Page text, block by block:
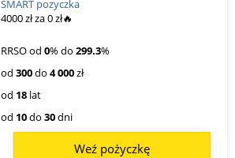
SMART pozyczka
4000 zł za 0 zł🔥
RRSO od 0% do 299.3%
od 300do 4 000zł
od 18 lat
od 10do 30dni
Weź pożyczkę